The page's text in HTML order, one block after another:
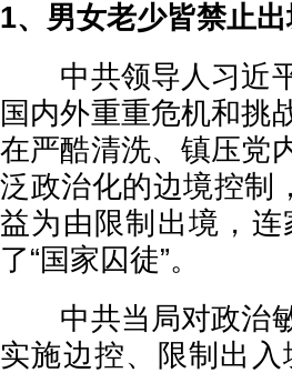
1、男女老少皆禁止
中共领导人习近平
国内外重重危机和挑
在严酷清洗、镇压党
泛政治化的边境控制
益为由限制出境，
了“国家囚徒”。
中共当局对政治敏
实施边控、限制出